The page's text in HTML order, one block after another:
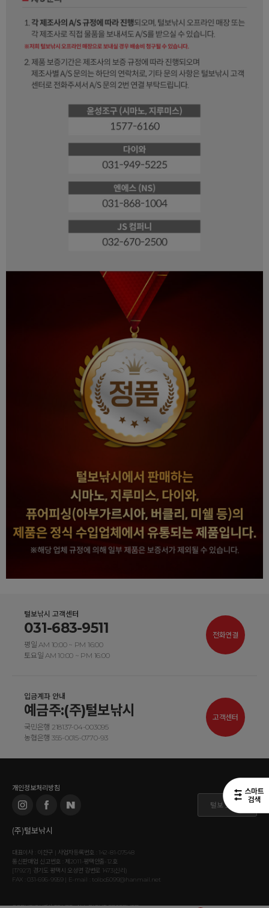
털보낚시 고객센터
031-683-9511
평일 AM 10:00 ~ PM 16:00
토요일 AM 10:00 ~ PM 16:00
전화연결
입금계좌 안내
예금주:(주)털보낚시
국민은행 218137-04-003095
농협은행 355-0015-0770-93
고객센터
개인정보처리방침
털보 도매몰
(주)털보낚시
대표이사 : 이찬구 | 사업자등록번호 : 142-81-07548
통신판매업 신고번호 : 제2011-평택안출-12호
[17927] 경기도 평택시 오성면 강변로 1473(신리)
FAX : 031-696-9959 | E-mail : tolbo5099@hanmail.net